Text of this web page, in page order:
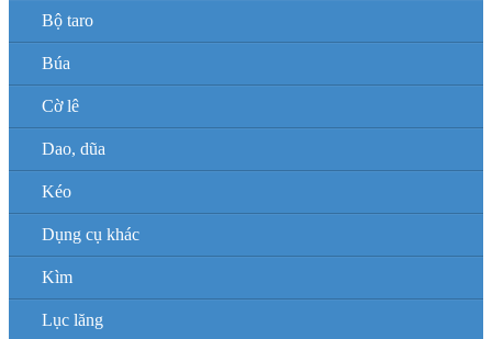
Bộ taro
Búa
Cờ lê
Dao, dũa
Kéo
Dụng cụ khác
Kìm
Lục lăng